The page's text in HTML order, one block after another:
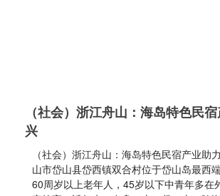
（社会）浙江舟山：海岛特色民
兴
（社会）浙江舟山：海岛特色民宿产业助
山市岱山县岱西镇双合村位于岱山岛最西
60周岁以上老年人，45岁以下中青年多在